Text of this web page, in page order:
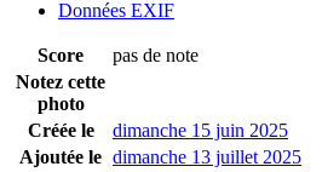
Données EXIF
Score
pas de note
Notez cette
photo
Créée le
dimanche 15 juin 2025
Ajoutée le dimanche 13 juillet 2025